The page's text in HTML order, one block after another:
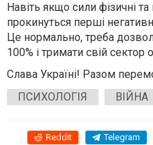
Навіть якщо сили фізичні та
прокинуться перші
Це нормально, треба
100% і тримати свій сектор
Слава Україні! Разом
ПСИХОЛОГІЯ
ВІЙНА
Reddit Telegram